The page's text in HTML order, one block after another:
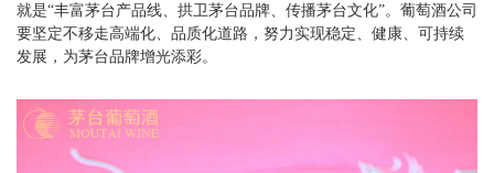
就是“丰富茅台产品线、拱卫茅台品牌、传播茅台文化”。葡萄酒公司
要坚定不移走高端化、品质化道路，努力实现稳定、健康、可持续
发展，为茅台品牌增光添彩。